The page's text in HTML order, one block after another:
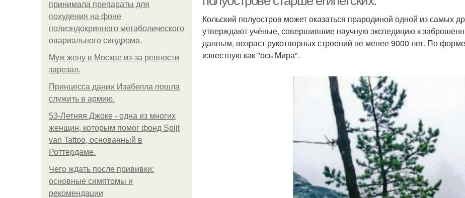
принимала препараты для
похудения на фоне
полиэндокринного метаболического
овариального синдрома.
Mуж жену в Москве из-за ревности
зарезал.
Принцесса дании Изабелла пошла
служить в армию.
53-Летняя Джоке - одна из многих
женщин, которым помог фонд Spijt
van Tattoo, основанный в
Роттердаме.
Чего ждать после прививки:
основные симптомы и
рекомендации
Кольский полуостров может оказаться прародиной одной из самых
утверждают учёные, совершившие научную экспедицию к
данным, возраст рукотворных строений не менее 9000 лет. По
известную как "ось Мира".